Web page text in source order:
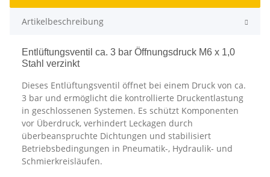
Artikelbeschreibung
Entlüftungsventil ca. 3 bar Öffnungsdruck M6 x 1,0
Stahl verzinkt
Dieses Entlüftungsventil öffnet bei einem Druck von ca.
3 bar und ermöglicht die kontrollierte Druckentlastung
in geschlossenen Systemen. Es schützt Komponenten
vor Überdruck, verhindert Leckagen durch
überbeanspruchte Dichtungen und stabilisiert
Betriebsbedingungen in Pneumatik-, Hydraulik- und
Schmierkreisläufen.